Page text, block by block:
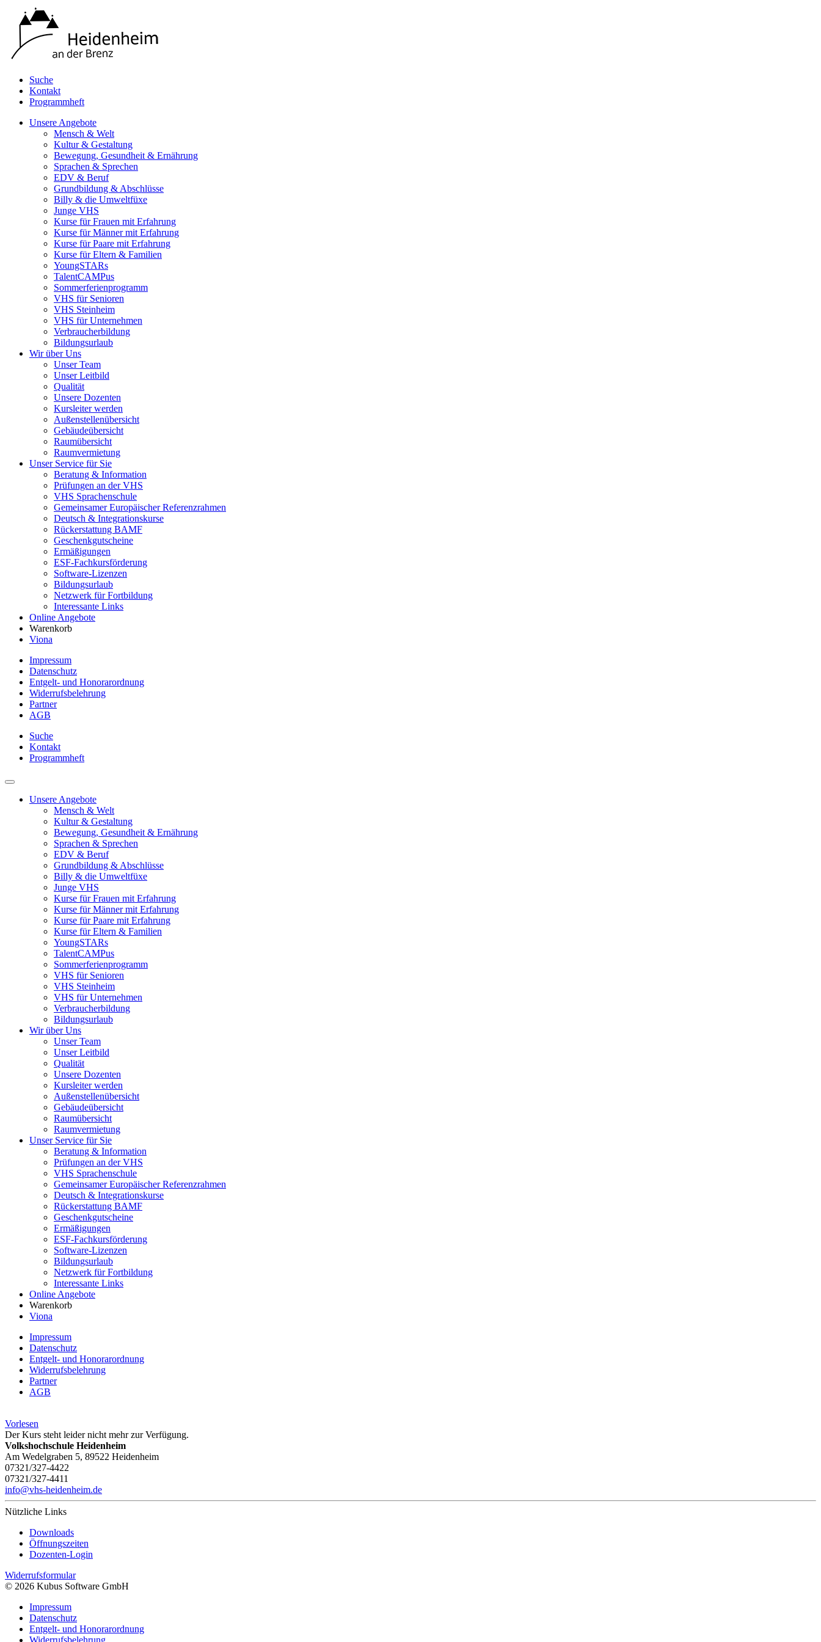
Suche
Kontakt
Programmheft
Unsere Angebote
Mensch & Welt
Kultur & Gestaltung
Bewegung, Gesundheit & Ernährung
Sprachen & Sprechen
EDV & Beruf
Grundbildung & Abschlüsse
Billy & die Umweltfüxe
Junge VHS
Kurse für Frauen mit Erfahrung
Kurse für Männer mit Erfahrung
Kurse für Paare mit Erfahrung
Kurse für Eltern & Familien
YoungSTARs
TalentCAMPus
Sommerferienprogramm
VHS für Senioren
VHS Steinheim
VHS für Unternehmen
Verbraucherbildung
Bildungsurlaub
Wir über Uns
Unser Team
Unser Leitbild
Qualität
Unsere Dozenten
Kursleiter werden
Außenstellenübersicht
Gebäudeübersicht
Raumübersicht
Raumvermietung
Unser Service für Sie
Beratung & Information
Prüfungen an der VHS
VHS Sprachenschule
Gemeinsamer Europäischer Referenzrahmen
Deutsch & Integrationskurse
Rückerstattung BAMF
Geschenkgutscheine
Ermäßigungen
ESF-Fachkursförderung
Software-Lizenzen
Bildungsurlaub
Netzwerk für Fortbildung
Interessante Links
Online Angebote
Warenkorb
Viona
Impressum
Datenschutz
Entgelt- und Honorarordnung
Widerrufsbelehrung
Partner
AGB
Suche
Kontakt
Programmheft
Unsere Angebote
Mensch & Welt
Kultur & Gestaltung
Bewegung, Gesundheit & Ernährung
Sprachen & Sprechen
EDV & Beruf
Grundbildung & Abschlüsse
Billy & die Umweltfüxe
Junge VHS
Kurse für Frauen mit Erfahrung
Kurse für Männer mit Erfahrung
Kurse für Paare mit Erfahrung
Kurse für Eltern & Familien
YoungSTARs
TalentCAMPus
Sommerferienprogramm
VHS für Senioren
VHS Steinheim
VHS für Unternehmen
Verbraucherbildung
Bildungsurlaub
Wir über Uns
Unser Team
Unser Leitbild
Qualität
Unsere Dozenten
Kursleiter werden
Außenstellenübersicht
Gebäudeübersicht
Raumübersicht
Raumvermietung
Unser Service für Sie
Beratung & Information
Prüfungen an der VHS
VHS Sprachenschule
Gemeinsamer Europäischer Referenzrahmen
Deutsch & Integrationskurse
Rückerstattung BAMF
Geschenkgutscheine
Ermäßigungen
ESF-Fachkursförderung
Software-Lizenzen
Bildungsurlaub
Netzwerk für Fortbildung
Interessante Links
Online Angebote
Warenkorb
Viona
Impressum
Datenschutz
Entgelt- und Honorarordnung
Widerrufsbelehrung
Partner
AGB
Vorlesen
Der Kurs steht leider nicht mehr zur Verfügung.
Volkshochschule Heidenheim
Am Wedelgraben 5, 89522 Heidenheim
07321/327-4422
07321/327-4411
info@vhs-heidenheim.de
Nützliche Links
Downloads
Öffnungszeiten
Dozenten-Login
Widerrufsformular
© 2026 Kubus Software GmbH
Impressum
Datenschutz
Entgelt- und Honorarordnung
Widerrufsbelehrung